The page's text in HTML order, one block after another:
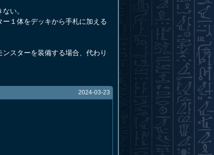
い。
１体をデッキから手札に加える
スターを装備する場合、代わり
2024-03-23